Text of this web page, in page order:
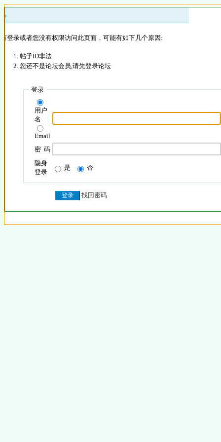
»
登录或者您没有权限访问此页面，可能有如下几个原因:
帖子ID非法
您还不是论坛会员,请先登录论坛
登录
用户
名
Email
密 码
隐身
登录
是 否
找回密码